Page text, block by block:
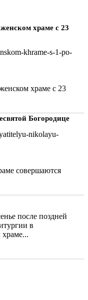
храме с 23
храме с 23
Богородице
совершаются
после поздней
в